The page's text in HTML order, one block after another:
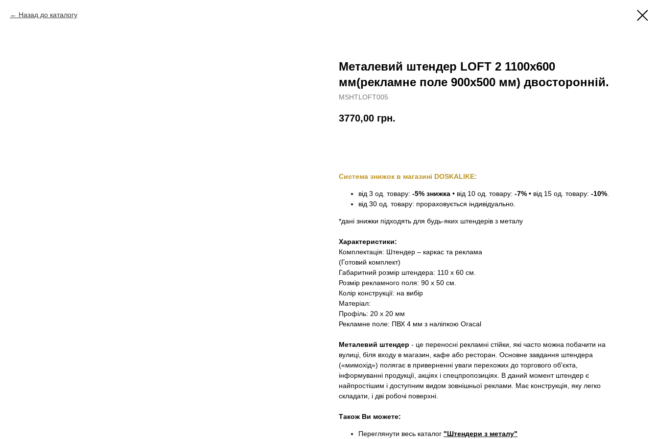
Назад до каталогу
Металевий штендер LOFT 2 1100х600
мм(рекламне поле 900х500 мм) двосторонній.
MSHTLOFT005
3770,00 грн.
Система знижок в магазині DOSKALIKE:
від 3 од. товару: -5% знижка • від 10 од. товару: -7% • від 15 од. товару: -10%.
від 30 од. товару: прораховується індивідуально.
*дані знижки підходять для будь-яких штендерів з металу
Характеристики:
Комплектація: Штендер – каркас та реклама
(Готовий комплект)
Габаритний розмір штендера: 110 х 60 см.
Розмір рекламного поля: 90 х 50 см.
Колір конструкції: на вибір
Матеріал:
Профіль: 20 х 20 мм
Рекламне поле: ПВХ 4 мм з наліпкою Oracal
Металевий штендер - це переносні рекламні стійки, які часто можна побачити на
вулиці, біля входу в магазин, кафе або ресторан. Основне завдання штендера
(«мимохід») полягає в приверненні уваги перехожих до торгового об'єкта,
інформуванні продукції, акціях і спецпропозиціях. В даний момент штендер є
найпростішим і доступним видом зовнішньої реклами. Має конструкція, яку легко
складати, і дві робочі поверхні.
Також Ви можете:
Переглянути весь каталог "Штендери з металу"